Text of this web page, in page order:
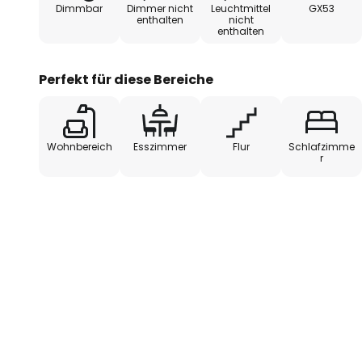
Dimmbar
Dimmer nicht
enthalten
Leuchtmittel
nicht
enthalten
GX53
Perfekt für diese Bereiche
Wohnbereich Esszimmer Flur
Schlafzimme
r